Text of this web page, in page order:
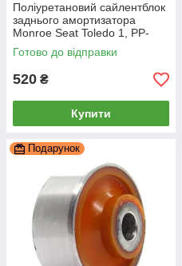
Поліуретановий сайлентблок
заднього амортизатора
Monroe Seat Toledo 1, PP-
0296b
Готово до відправки
520 ₴
Купити
Подарунок